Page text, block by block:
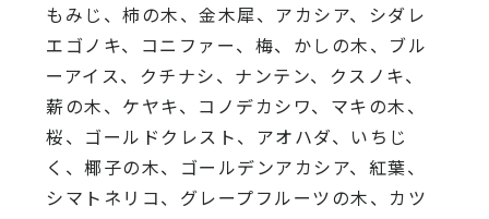
もみじ、柿の木、金木犀、アカシア、 シダレ
エゴノキ、コニファー、梅、かしの木、ブル
ーアイス、 クチナシ、ナンテン、クスノキ、
薪の木、ケヤキ、コノデカシワ、マキの木、
桜、 ゴールドクレスト、アオハダ、いちじ
く、椰子の木、 ゴールデンアカシア、紅葉、
シマトネリコ、 グレープフルーツの木、カツ